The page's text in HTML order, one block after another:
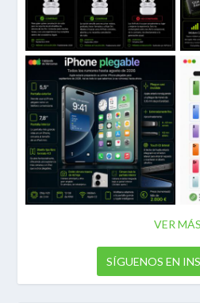
VER MÁS
SÍGUENOS EN